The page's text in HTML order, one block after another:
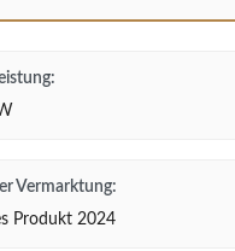
Vermarktung:
Produkt 2024